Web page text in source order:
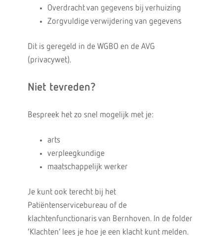
Overdracht van gegevens bij verhuizing
Zorgvuldige verwijdering van gegevens
Dit is geregeld in de WGBO en de AVG
(privacywet).
Niet tevreden?
Bespreek het zo snel mogelijk met je:
arts
verpleegkundige
maatschappelijk werker
Je kunt ook terecht bij het
Patiëntenservicebureau of de
klachtenfunctionaris van Bernhoven. In de folder
‘Klachten’ lees je hoe je een klacht kunt melden.